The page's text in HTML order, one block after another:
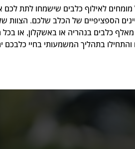
לאילוף כלבים שישמחו לתת
הספציפיים של הכלב שלכם. הצוות
כלבים בנהריה או באשקלון, או
בתהליך המשמעותי בחיי